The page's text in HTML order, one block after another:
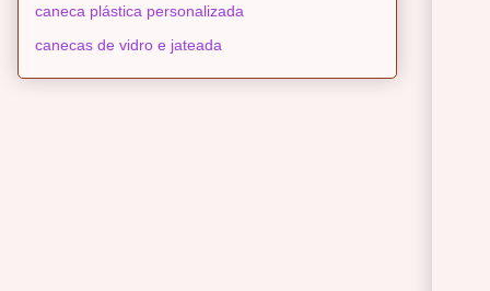
caneca plástica personalizada
canecas de vidro e jateada